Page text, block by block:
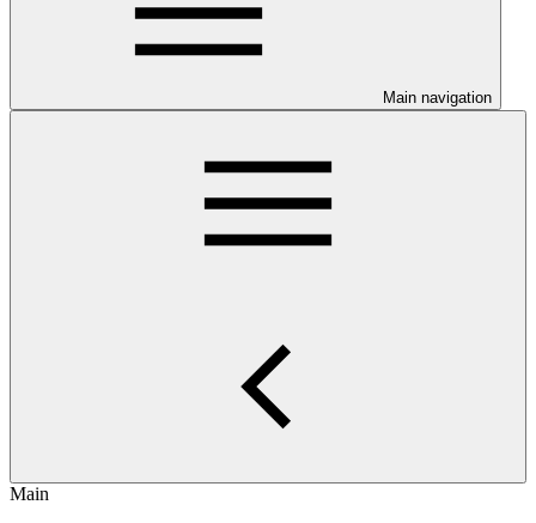
Main navigation
Main